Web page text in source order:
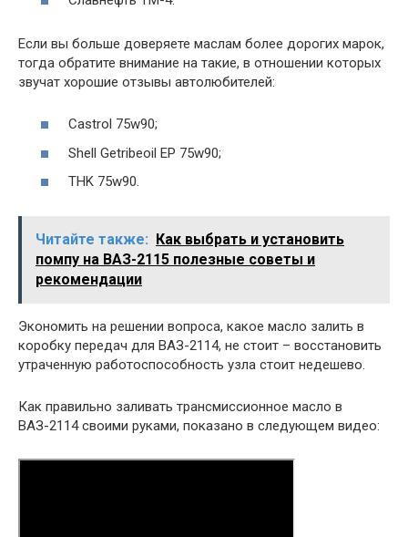
Если вы больше доверяете маслам более дорогих марок,
тогда обратите внимание на такие, в отношении которых
звучат хорошие отзывы автолюбителей:
Castrol 75w90;
Shell Getribeoil EP 75w90;
THK 75w90.
Читайте также: Как выбрать и установить
помпу на ВАЗ-2115 полезные советы и
рекомендации
Экономить на решении вопроса, какое масло залить в
коробку передач для ВАЗ-2114, не стоит – восстановить
утраченную работоспособность узла стоит недешево.
Как правильно заливать трансмиссионное масло в
ВАЗ-2114 своими руками, показано в следующем видео: